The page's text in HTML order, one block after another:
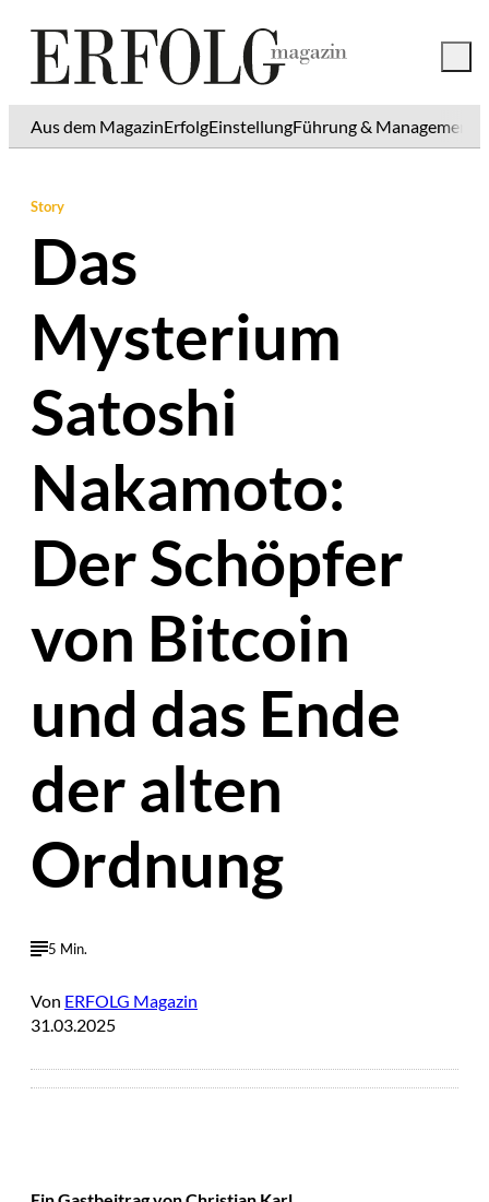
Aus dem MagazinErfolgEinstellungFührung & Management
Story
Das
Mysterium
Satoshi
Nakamoto:
Der Schöpfer
von Bitcoin
und das Ende
der alten
Ordnung
5 Min.
Von ERFOLG Magazin
31.03.2025